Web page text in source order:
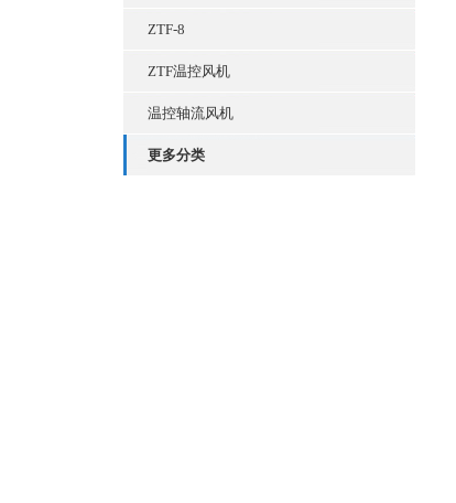
ZTF-8
ZTF温控风机
温控轴流风机
更多分类